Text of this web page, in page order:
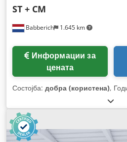
Babberich 1.645 km
ST + CM
цената
Состојба: добра (користена),